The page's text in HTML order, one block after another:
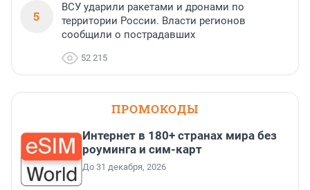
5
ВСУ ударили ракетами и дронами по
территории России. Власти регионов
сообщили о пострадавших
52 215
ПРОМОКОДЫ
Интернет в 180+ странах мира без
роуминга и сим-карт
До 31 декабря, 2026